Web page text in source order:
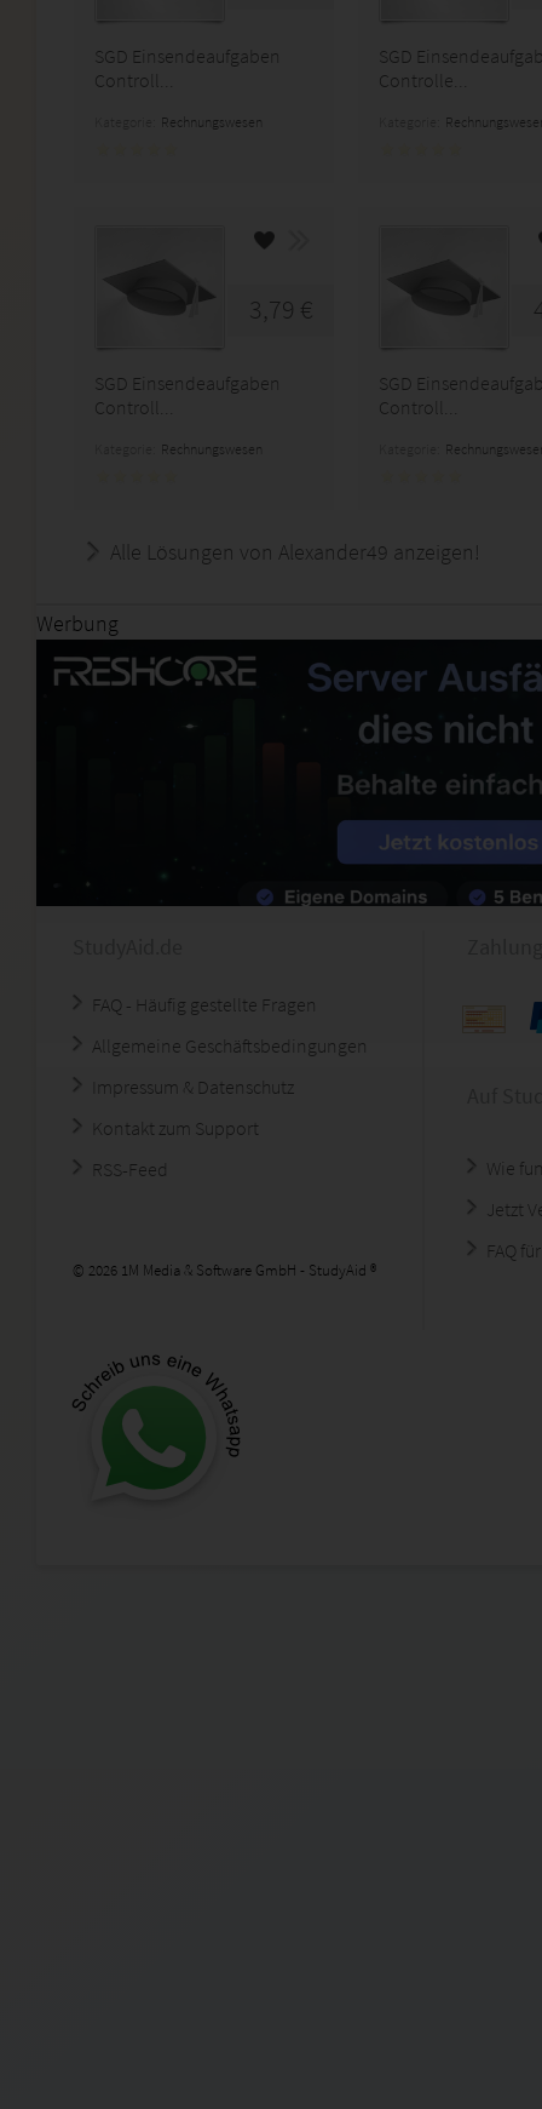
SGD Einsendeaufgaben
Controll...
Rechnungswesen
SGD
Controlle...
3,79 €
SGD Einsendeaufgaben
Controll...
Rechnungswesen
SGD
Controll...
Alle Lösungen von Alexander49 anzeigen!
Werbung
FAQ - Häufig gestellte Fragen
Allgemeine Geschäftsbedingungen
Impressum & Datenschutz
Kontakt zum Support
RSS-Feed
© 2026 1M Media & Software GmbH - StudyAid ®
Wie
Jetzt
FAQ